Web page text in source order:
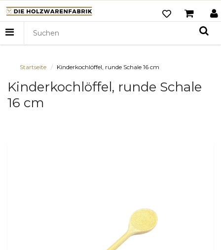
Startseite Kinderkochlöffel, runde Schale 16 cm
Kinderkochlöffel, runde Schale
16 cm